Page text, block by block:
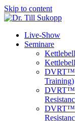
Skip to content
Live-Show
Seminare
DVRT™-
Training)
DVRT™-
DVRT™-